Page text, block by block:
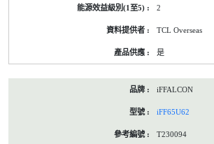
2
TCL Overseas
是
iFFALCON
iFF65U62
T230094